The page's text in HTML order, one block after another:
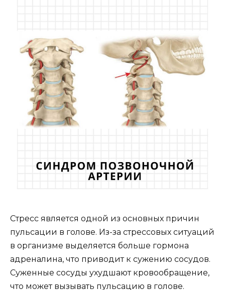
Стресс является одной из основных причин
пульсации в голове. Из-за стрессовых ситуаций
в организме выделяется больше гормона
адреналина, что приводит к сужению сосудов.
Суженные сосуды ухудшают кровообращение,
что может вызывать пульсацию в голове.